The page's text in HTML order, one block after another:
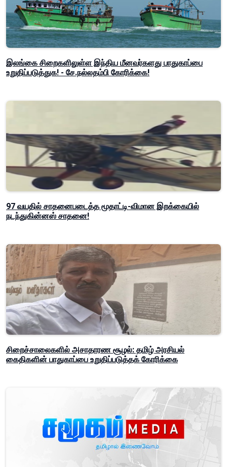
இலங்கை சிறைகளிலுள்ள இந்திய மீனவர்களது பாதுகாப்பை
உறுதிப்படுத்துக! - சே.நல்லதம்பி கோரிக்கை!
97 வயதில் சாதனைபடைத்த மூதாட்டி-விமான இறக்கையில்
நடந்துகின்னஸ் சாதனை!
சிறைச்சாலைகளில் அசாதாரண சூழல்: தமிழ் அரசியல்
கைதிகளின் பாதுகாப்பை உறுதிப்படுத்தக் கோரிக்கை